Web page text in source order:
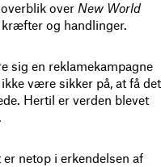
over New World
og handlinger.
sig en reklamekampagne
være sikker på, at få det
Hertil er verden blevet
netop i erkendelsen af